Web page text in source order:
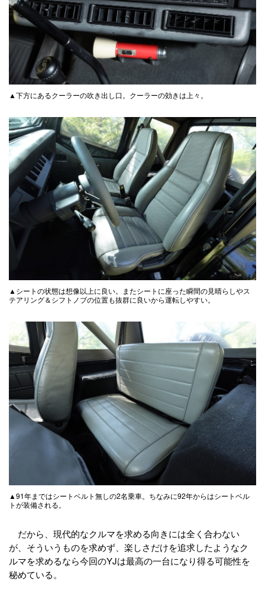
▲下方にあるクーラーの吹き出し口。クーラーの効きは上々。
▲シートの状態は想像以上に良い。またシートに座った瞬間の見晴らしやス
テアリング＆シフトノブの位置も抜群に良いから運転しやすい。
▲91年まではシートベルト無しの2名乗車。ちなみに92年からはシートベル
トが装備される。
だから、現代的なクルマを求める向きには全く合わない
が、そういうものを求めず、楽しさだけを追求したようなク
ルマを求めるなら今回のYJは最高の一台になり得る可能性を
秘めている。